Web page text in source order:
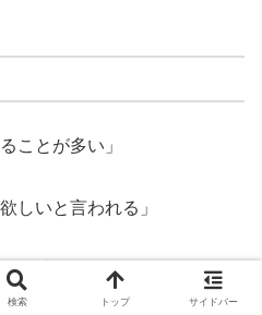
ことが多い」
しいと言われる」
の香り
検索 トップ サイドバー